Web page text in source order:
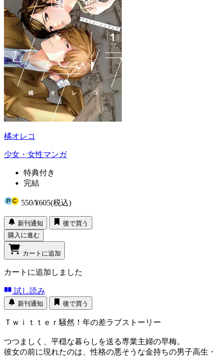
橘オレコ
少女・女性マンガ
特典付き
完結
550/¥605(税込)
新刊通知
後で買う
購入に進む
カートに追加
カートに追加しました
試し読み
新刊通知 後で買う
Ｔｗｉｔｔｅｒ騒然！年の差ラブストーリー
つつましく、平穏な暮らしを送る専業主婦の早梅。
彼女の前に現れたのは、性格の悪そうな金持ちの男子高生・